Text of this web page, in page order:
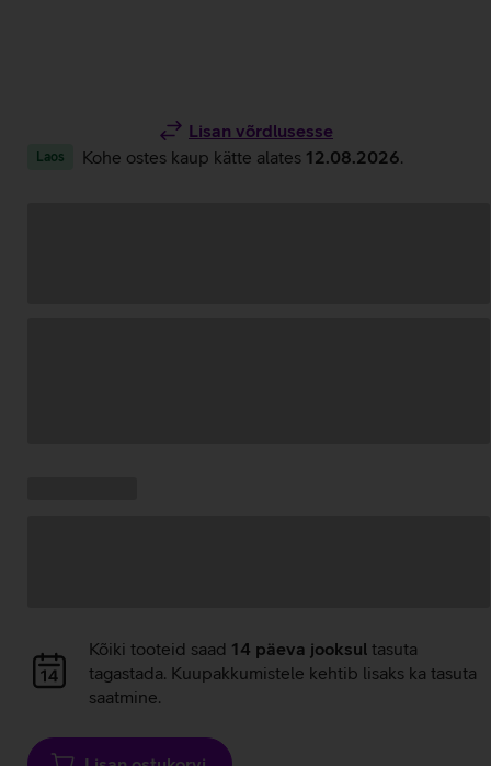
Lisan võrdlusesse
Laos Kohe ostes kaup kätte alates 12.08.2026
Andmete
laadimine
Kõiki tooteid saad 14 päeva jooksul tasuta
tagastada. Kuupakkumistele kehtib lisaks ka tasuta
saatmine.